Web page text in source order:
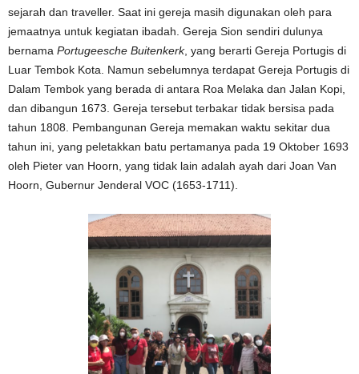
sejarah dan traveller. Saat ini gereja masih digunakan oleh para
jemaatnya untuk kegiatan ibadah. Gereja Sion sendiri dulunya
bernama Portugeesche Buitenkerk, yang berarti Gereja Portugis di
Luar Tembok Kota. Namun sebelumnya terdapat Gereja Portugis di
Dalam Tembok yang berada di antara Roa Melaka dan Jalan Kopi,
dan dibangun 1673. Gereja tersebut terbakar tidak bersisa pada
tahun 1808.
Pembangunan Gereja memakan waktu sekitar dua
tahun ini, yang peletakkan batu pertamanya pada 19 Oktober 1693
oleh Pieter van Hoorn, yang tidak lain adalah ayah dari Joan Van
Hoorn, Gubernur Jenderal VOC (1653-1711).